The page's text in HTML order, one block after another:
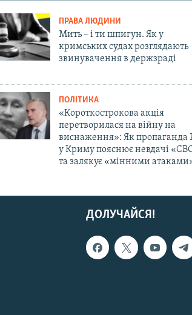
ПРАВА ЛЮДИНИ
Мить – і ти шпигун. Як у
кримських судах розглядають
звинувачення в держзраді
ПОЛІТИКА
«Короткострокова акція
перетворилася на війну на
виснаження»: Як пропаганда
у Криму пояснює невдачі
та залякує «мінними
ДОЛУЧАЙСЯ!